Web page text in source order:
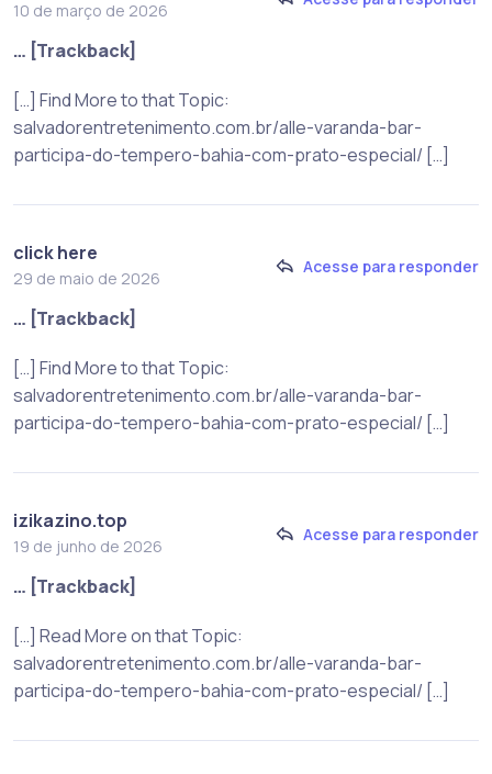
10 de março de 2026
… [Trackback]
[…] Find More to that Topic:
salvadorentretenimento.com.br/alle-varanda-bar-
participa-do-tempero-bahia-com-prato-especial/ […]
click here
29 de maio de 2026
Acesse para responder
… [Trackback]
[…] Find More to that Topic:
salvadorentretenimento.com.br/alle-varanda-bar-
participa-do-tempero-bahia-com-prato-especial/ […]
izikazino.top
19 de junho de 2026
Acesse para responder
… [Trackback]
[…] Read More on that Topic:
salvadorentretenimento.com.br/alle-varanda-bar-
participa-do-tempero-bahia-com-prato-especial/ […]